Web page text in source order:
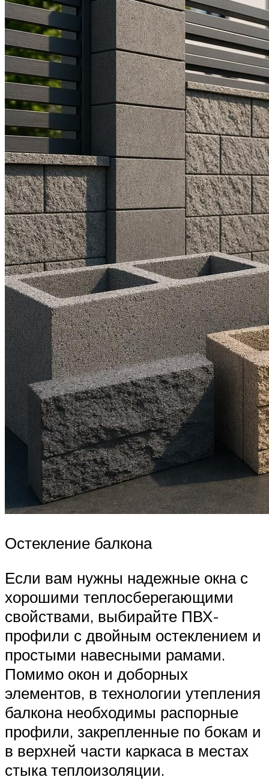
Остекление балкона
Если вам нужны надежные окна с
хорошими теплосберегающими
свойствами, выбирайте ПВХ-
профили с двойным остеклением и
простыми навесными рамами.
Помимо окон и доборных
элементов, в технологии утепления
балкона необходимы распорные
профили, закрепленные по бокам и
в верхней части каркаса в местах
стыка теплоизоляции.